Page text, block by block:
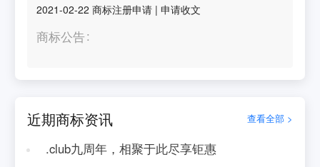
2021-02-22 商标注册申请 |申请收文
商标公告
近期商标资讯 查看全部 >
.club九周年，相聚于此尽享钜惠